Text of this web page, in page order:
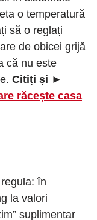
o temperatură
să o reglați
de obicei grijă
că nu este
Citiți și ►
răcește casa
în
la valori
suplimentar